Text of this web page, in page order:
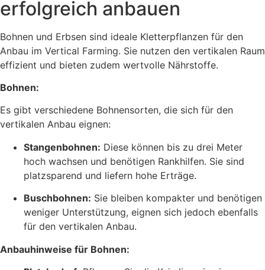
erfolgreich anbauen
Bohnen und Erbsen sind ideale Kletterpflanzen für den
Anbau im Vertical Farming. Sie nutzen den vertikalen Raum
effizient und bieten zudem wertvolle Nährstoffe.
Bohnen:
Es gibt verschiedene Bohnensorten, die sich für den
vertikalen Anbau eignen:
Stangenbohnen: Diese können bis zu drei Meter
hoch wachsen und benötigen Rankhilfen. Sie sind
platzsparend und liefern hohe Erträge.
Buschbohnen: Sie bleiben kompakter und benötigen
weniger Unterstützung, eignen sich jedoch ebenfalls
für den vertikalen Anbau.
Anbauhinweise für Bohnen: